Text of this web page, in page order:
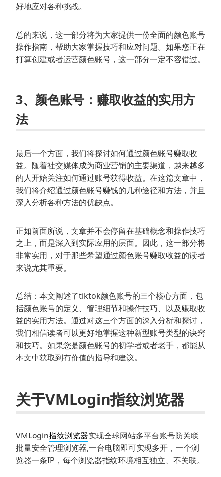
好地应对各种挑战。
总的来说，这一部分将为大家提供一份全面的颜色账号
操作指南，帮助大家掌握技巧和应对问题。如果您正在
打算创建或者运营颜色账号，这一部分一定不容错过。
3、颜色账号：赚取收益的实用方
法
最后一个方面，我们将探讨如何通过颜色账号赚取收
益。随着社交媒体成为商业营销的主要渠道，越来越多
的人开始关注如何通过账号获得收益。在这篇文章中，
我们将介绍通过颜色账号赚钱的几种途径和方法，并且
深入分析各种方法的优缺点。
正如前面所说，文章并不会停留在基础概念和操作技巧
之上，而是深入到实际应用的层面。因此，这一部分将
非常实用，对于那些希望通过颜色账号赚取收益的读者
来说尤其重要。
总结：本文阐述了tiktok颜色账号的三个核心方面，包
括颜色账号的定义、管理细节和操作技巧、以及赚取收
益的实用方法。通过对这三个方面的深入分析和探讨，
我们相信读者可以更好地掌握这种新型账号类型的诀窍
和技巧。如果您是颜色账号的初学者或者老手，都能从
本文中获取到有价值的指导和建议。
关于VMLogin指纹浏览器
VMLogin指纹浏览器实现全球网站多平台账号防关联
批量安全管理浏览器,一台电脑即可实现多开，一个浏
览器一条IP，每个浏览器指纹环境相互独立、不关联。